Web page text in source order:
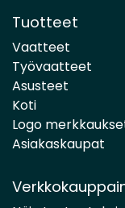
Tuotteet
Vaatteet
Työvaatteet
Asusteet
Koti
Logo
Asiakaskaupat